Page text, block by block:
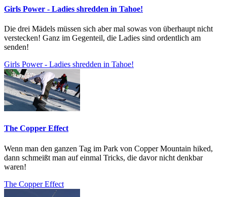
Girls Power - Ladies shredden in Tahoe!
Die drei Mädels müssen sich aber mal sowas von überhaupt nicht
verstecken! Ganz im Gegenteil, die Ladies sind ordentlich am
senden!
Girls Power - Ladies shredden in Tahoe!
The Copper Effect
Wenn man den ganzen Tag im Park von Copper Mountain hiked,
dann schmeißt man auf einmal Tricks, die davor nicht denkbar
waren!
The Copper Effect